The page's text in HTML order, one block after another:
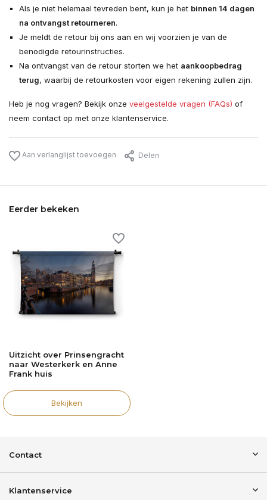
Als je niet helemaal tevreden bent, kun je het binnen 14 dagen
na ontvangst retourneren.
Je meldt de retour bij ons aan en wij voorzien je van de
benodigde retourinstructies.
Na ontvangst van de retour storten we het aankoopbedrag
terug, waarbij de retourkosten voor eigen rekening zullen zijn.
Heb je nog vragen? Bekijk onze veelgestelde vragen (FAQs) of
neem contact op met onze klantenservice.
Aan verlanglijst toevoegen Delen
Eerder bekeken
Uitzicht over Prinsengracht
naar Westerkerk en Anne
Frank huis
Bekijken
Contact
Klantenservice